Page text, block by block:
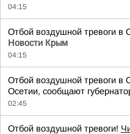
04:15
Отбой воздушной тревоги в
Новости Крым
04:15
Отбой воздушной тревоги в
Осетии, сообщают
02:45
Отбой воздушной тревоги!